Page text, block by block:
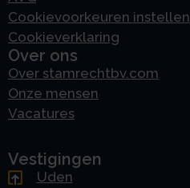
Cookievoorkeuren instellen
Cookieverklaring
Over ons
Over stamrechtbv.com
Onze mensen
Vacatures
Vestigingen
Uden